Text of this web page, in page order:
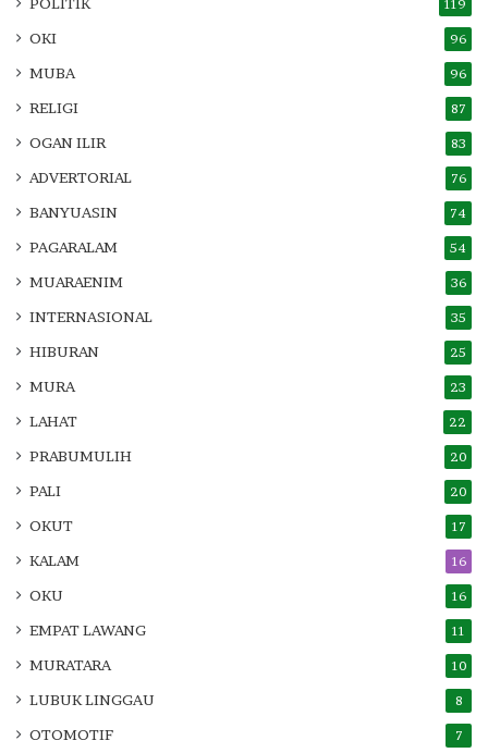
119
OKI 96
MUBA 96
RELIGI 87
OGAN ILIR 83
ADVERTORIAL 76
BANYUASIN 74
PAGARALAM 54
MUARAENIM 36
INTERNASIONAL 35
HIBURAN 25
MURA 23
LAHAT 22
PRABUMULIH 20
PALI 20
OKUT 17
KALAM 16
OKU 16
EMPAT LAWANG 11
MURATARA 10
LUBUK LINGGAU 8
OTOMOTIF 7